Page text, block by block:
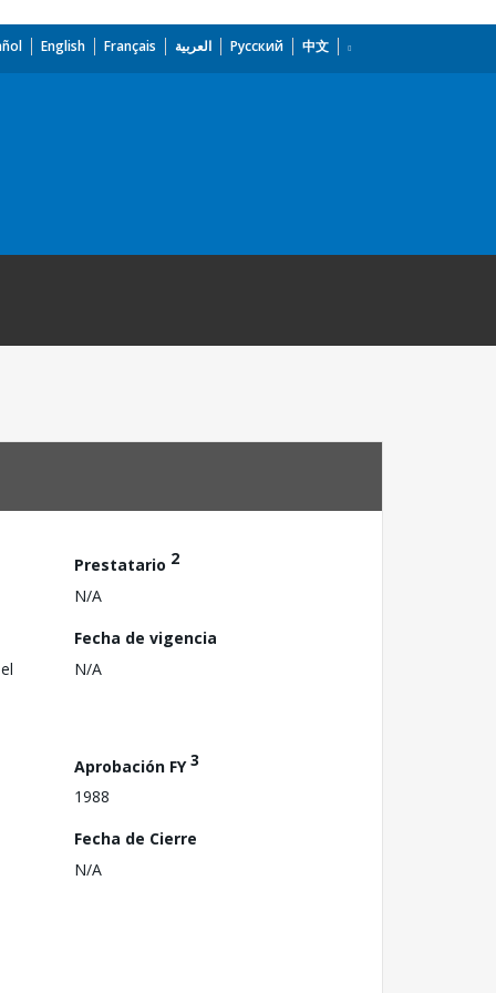
English Français العربية Русский 中文
Prestatario 2
N/A
Fecha de vigencia
N/A
Aprobación FY3
1988
Fecha de Cierre
N/A